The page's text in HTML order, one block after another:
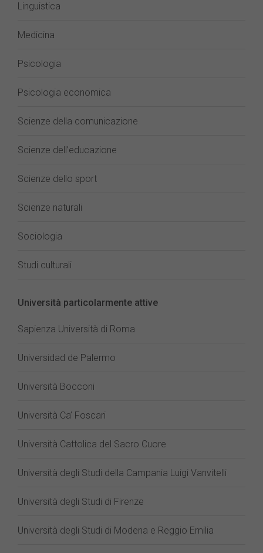
Linguistica
Medicina
Psicologia
Psicologia economica
Scienze della comunicazione
Scienze dell’educazione
Scienze dello sport
Scienze naturali
Sociologia
Studi culturali
Università particolarmente attive
Sapienza Università di Roma
Universidad de Palermo
Università Bocconi
Università Ca’ Foscari
Università Cattolica del Sacro Cuore
Università degli Studi della Campania Luigi Vanvitelli
Università degli Studi di Firenze
Università degli Studi di Modena e Reggio Emilia